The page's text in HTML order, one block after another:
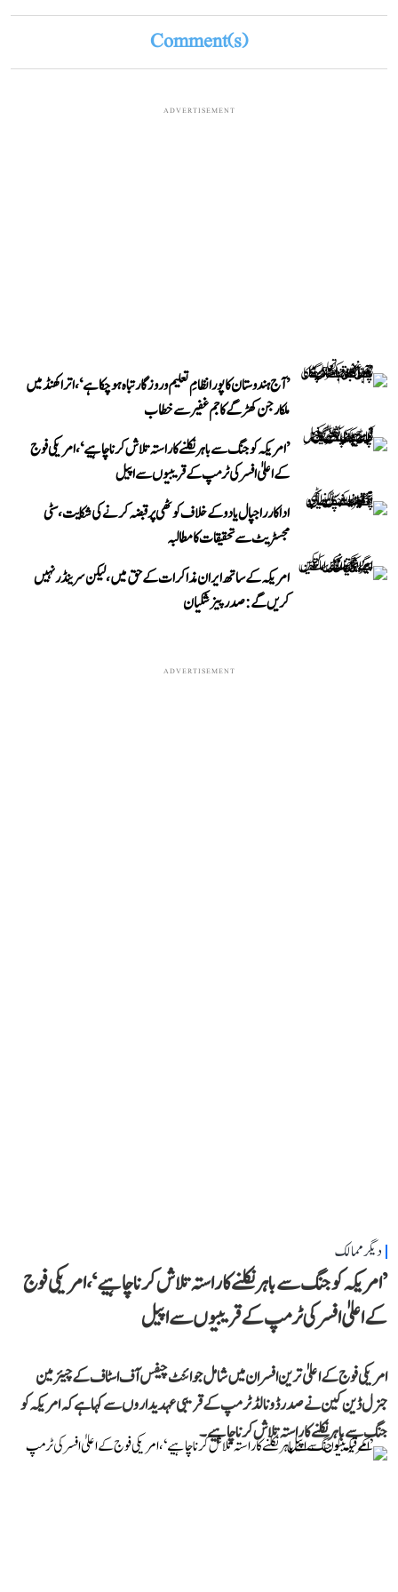
Comment(s)
ADVERTISEMENT
’آج ہندوستان کا پورا نظامِ تعلیم و روزگار تباہ ہو چکا ہے‘، اتراکھنڈ میں
ملکارجن کھڑگے کا جم غفیر سے خطاب
’امریکہ کو جنگ سے باہر نکلنے کا راستہ تلاش کرنا چاہیے‘، امریکی فوج
کے اعلیٰ افسر کی ٹرمپ کے قریبیوں سے اپیل
اداکار راجپال یادو کے خلاف کوٹھی پر قبضہ کرنے کی شکایت، سٹی
مجسٹریٹ سے تحقیقات کا مطالبہ
امریکہ کے ساتھ ایران مذاکرات کے حق میں، لیکن سرینڈر نہیں
کریں گے: صدر پیزشکیان
ADVERTISEMENT
دیگر ممالک
’امریکہ کو جنگ سے باہر نکلنے کا راستہ تلاش کرنا چاہیے‘، امریکی فوج
کے اعلیٰ افسر کی ٹرمپ کے قریبیوں سے اپیل
امریکی فوج کے اعلیٰ ترین افسران میں شامل جوائنٹ چیفس آف اسٹاف کے چیئرمین
جنرل ڈین کین نے صدر ڈونالڈ ٹرمپ کے قریبی عہدیداروں سے کہا ہے کہ امریکہ کو
جنگ سے باہر نکلنے کا راستہ تلاش کرنا چاہیے۔